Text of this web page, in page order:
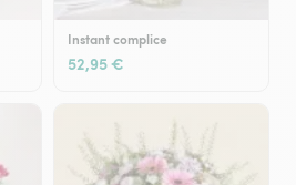
Instant complice
52,95 €